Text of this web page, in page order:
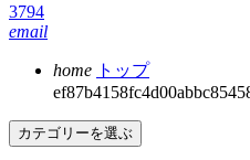
3794
email
home トップ
カテゴリーを選ぶ